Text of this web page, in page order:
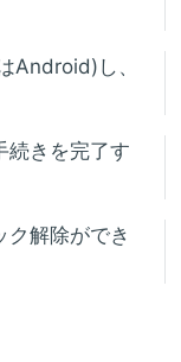
Android)し、
続きを完了す
ク解除ができ